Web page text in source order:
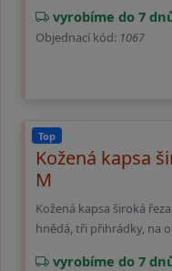
vyrobíme do 7
Objednací kód: 1067
Top
Kožená kapsa
M
Kožená kapsa široká
hnědá, tři přihrádky, na
vyrobíme do 7